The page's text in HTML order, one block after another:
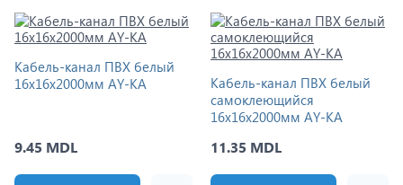
Кабель-канал ПВХ белый
16x16x2000мм AY-KA
9.45 MDL
Кабель-канал ПВХ белый
самоклеющийся
16x16x2000мм AY-KA
11.35 MDL